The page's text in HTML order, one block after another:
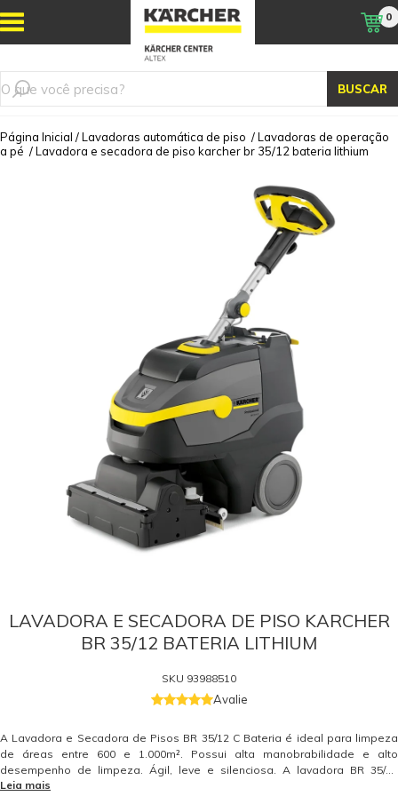
BUSCAR
0
Página Inicial /Lavadoras automática de piso /Lavadoras de operação
a pé /Lavadora e secadora de piso karcher br 35/12 bateria lithium
LAVADORA E SECADORA DE PISO KARCHER
BR 35/12 BATERIA LITHIUM
SKU 93988510
Avalie
A Lavadora e Secadora de Pisos BR 35/12 C Bateria é ideal para limpeza
de áreas entre 600 e 1.000m². Possui alta manobrabilidade e alto
desempenho de limpeza. Ágil, leve e silenciosa. A lavadora BR 35/12
Kärcher é rapidamente recarregada com bateria de lithium. Cabeçote
Leia mais